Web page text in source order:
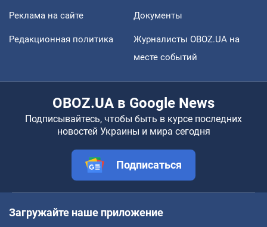
Реклама на сайте Документы
Редакционная политика
Журналисты OBOZ.UA на
месте событий
OBOZ.UA в Google News
Подписывайтесь, чтобы быть в курсе последних
новостей Украины и мира сегодня
Подписаться
Загружайте наше приложение